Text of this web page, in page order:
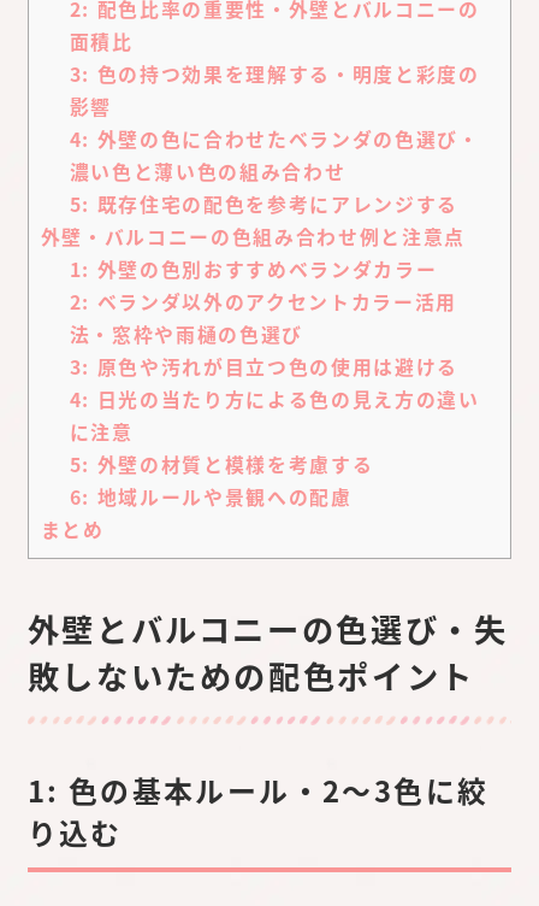
2: 配色比率の重要性・外壁とバルコニーの
面積比
3: 色の持つ効果を理解する・明度と彩度の
影響
4: 外壁の色に合わせたベランダの色選び・
濃い色と薄い色の組み合わせ
5: 既存住宅の配色を参考にアレンジする
外壁・バルコニーの色組み合わせ例と注意点
1: 外壁の色別おすすめベランダカラー
2: ベランダ以外のアクセントカラー活用
法・窓枠や雨樋の色選び
3: 原色や汚れが目立つ色の使用は避ける
4: 日光の当たり方による色の見え方の違い
に注意
5: 外壁の材質と模様を考慮する
6: 地域ルールや景観への配慮
まとめ
外壁とバルコニーの色選び・失
敗しないための配色ポイント
1: 色の基本ルール・2～3色に絞
り込む